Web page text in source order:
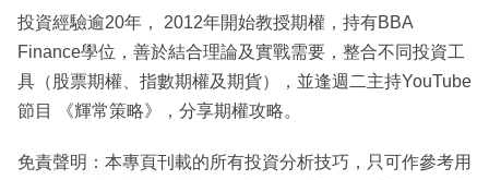
投資經驗逾20年， 2012年開始教授期權，持有BBA
Finance學位，善於結合理論及實戰需要，整合不同投資工
具（股票期權、指數期權及期貨），並逢週二主持YouTube
節目 《輝常策略》，分享期權攻略。
免責聲明：本專頁刊載的所有投資分析技巧，只可作參考用